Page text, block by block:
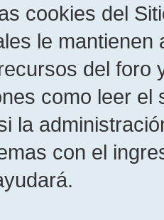
cookies del
le
del foro
como leer el
la
con el